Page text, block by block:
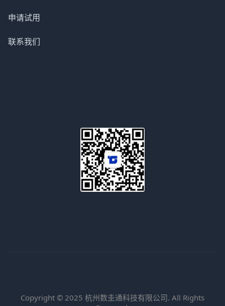
申请试用
联系我们
Copyright © 2025 杭州数圭通科技有限公司. All Rights